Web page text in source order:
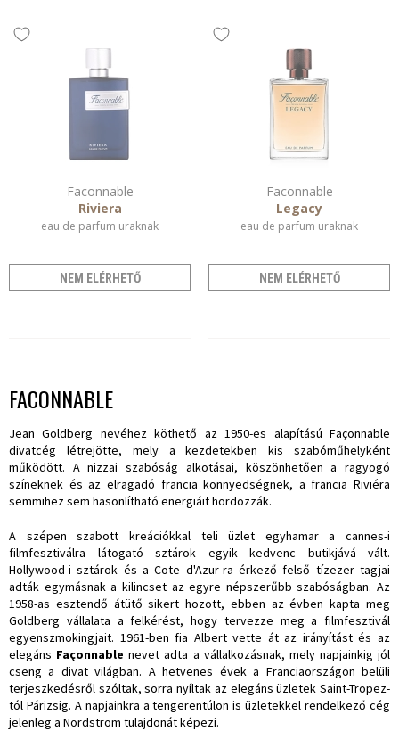
Faconnable
Riviera
eau de parfum uraknak
NEM ELÉRHETŐ
Faconnable
Legacy
eau de parfum uraknak
NEM ELÉRHETŐ
FACONNABLE
Jean Goldberg nevéhez köthető az 1950-es alapítású Façonnable
divatcég létrejötte, mely a kezdetekben kis szabóműhelyként
működött. A nizzai szabóság alkotásai, köszönhetően a ragyogó
színeknek és az elragadó francia könnyedségnek, a francia Riviéra
semmihez sem hasonlítható energiáit hordozzák.
A szépen szabott kreációkkal teli üzlet egyhamar a cannes-i
filmfesztiválra látogató sztárok egyik kedvenc butikjává vált.
Hollywood-i sztárok és a Cote d'Azur-ra érkező felső tízezer tagjai
adták egymásnak a kilincset az egyre népszerűbb szabóságban. Az
1958-as esztendő átütő sikert hozott, ebben az évben kapta meg
Goldberg vállalata a felkérést, hogy tervezze meg a filmfesztivál
egyenszmokingjait. 1961-ben fia Albert vette át az irányítást és az
elegáns Façonnable nevet adta a vállalkozásnak, mely napjainkig jól
cseng a divat világban. A hetvenes évek a Franciaországon belüli
terjeszkedésről szóltak, sorra nyíltak az elegáns üzletek Saint-Tropez-
tól Párizsig. A napjainkra a tengerentúlon is üzletekkel rendelkező cég
jelenleg a Nordstrom tulajdonát képezi.